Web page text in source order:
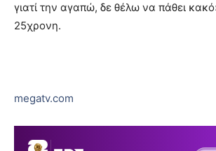
γιατί την αγαπώ, δε θέλω να πάθει
25χρονη.
megatv.com